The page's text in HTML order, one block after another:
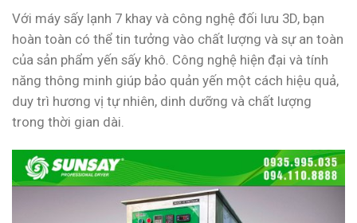
Với máy sấy lạnh 7 khay và công nghệ đối lưu 3D, bạn
hoàn toàn có thể tin tưởng vào chất lượng và sự an toàn
của sản phẩm yến sấy khô. Công nghệ hiện đại và tính
năng thông minh giúp bảo quản yến một cách hiệu quả,
duy trì hương vị tự nhiên, dinh dưỡng và chất lượng
trong thời gian dài.